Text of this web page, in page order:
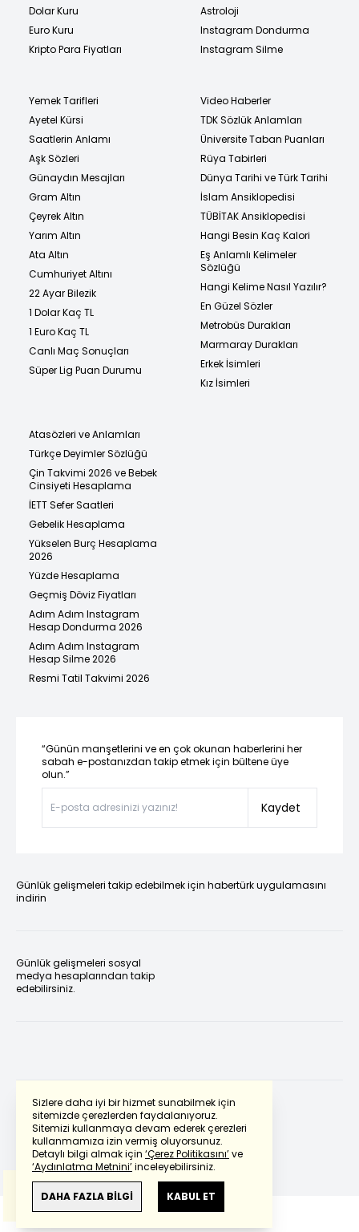
Sizlere daha iyi bir hizmet sunabilmek için
sitemizde çerezlerden faydalanıyoruz.
Sitemizi kullanmaya devam ederek çerezleri
kullanmamıza izin vermiş oluyorsunuz.
Detaylı bilgi almak için ‘Çerez Politikasını’ve
‘Aydınlatma Metnini’inceleyebilirsiniz.
DAHA FAZLA BİLGİ KABUL ET
Dolar Kuru
Euro Kuru
Kripto Para Fiyatları
Astroloji
Instagram Dondurma
Instagram Silme
Yemek Tarifleri
Ayetel Kürsi
Saatlerin Anlamı
Aşk Sözleri
Günaydın Mesajları
Gram Altın
Çeyrek Altın
Yarım Altın
Ata Altın
Cumhuriyet Altını
22 Ayar Bilezik
1 Dolar Kaç TL
1 Euro Kaç TL
Canlı Maç Sonuçları
Süper Lig Puan Durumu
Video Haberler
TDK Sözlük Anlamları
Üniversite Taban Puanları
Rüya Tabirleri
Dünya Tarihi ve Türk Tarihi
İslam Ansiklopedisi
TÜBİTAK Ansiklopedisi
Hangi Besin Kaç Kalori
Eş Anlamlı Kelimeler
Sözlüğü
Hangi Kelime Nasıl Yazılır?
En Güzel Sözler
Metrobüs Durakları
Marmaray Durakları
Erkek İsimleri
Kız İsimleri
Atasözleri ve Anlamları
Türkçe Deyimler Sözlüğü
Çin Takvimi 2026 ve Bebek
Cinsiyeti Hesaplama
İETT Sefer Saatleri
Gebelik Hesaplama
Yükselen Burç Hesaplama
2026
Yüzde Hesaplama
Geçmiş Döviz Fiyatları
Adım Adım Instagram
Hesap Dondurma 2026
Adım Adım Instagram
Hesap Silme 2026
Resmi Tatil Takvimi 2026
“Günün manşetlerini ve en çok okunan haberlerini her
sabah e-postanızdan takip etmek için bültene üye
olun.”
Kaydet
Günlük gelişmeleri takip edebilmek için habertürk uygulamasını
indirin
Günlük gelişmeleri sosyal
medya hesaplarından takip
edebilirsiniz.
Powered by Translate
Bu çevirideGoogle Transletekullanılmıştır.
Anlam ve çeviri hatalarından
haberturk.com
sorumlu değildir.